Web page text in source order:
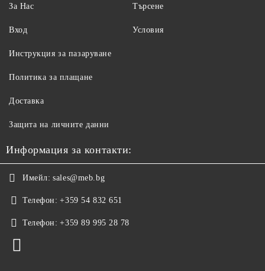
За Нас
Вход
Търсене
Условия
Инструкция за пазаруване
Политика за плащане
Доставка
Защита на личните данни
Информация за контакти:
Имейл: sales@meb.bg
Телефон: +359 54 832 651
Телефон: +359 89 995 28 78